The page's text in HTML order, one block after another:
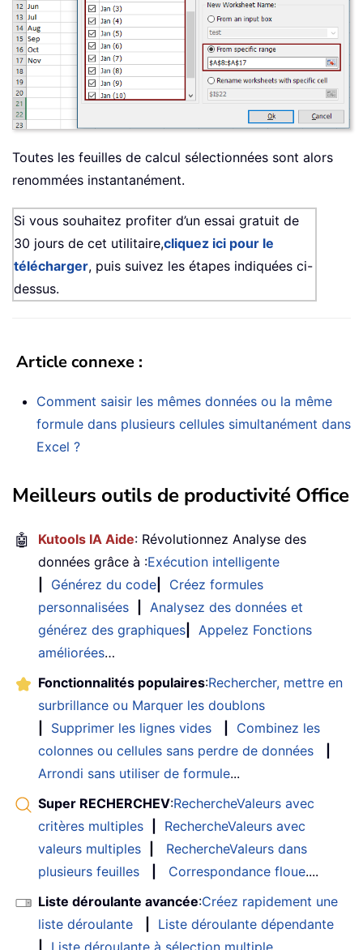
Toutes les feuilles de calcul sélectionnées sont alors
renommées instantanément.
Si vous souhaitez profiter d’un essai gratuit de
30 jours de cet utilitaire,cliquez ici pour le
télécharger, puis suivez les étapes indiquées ci-
dessus.
Article connexe :
Comment saisir les mêmes données ou la même
formule dans plusieurs cellules simultanément dans
Excel ?
Meilleurs outils de productivité Office
🤖 Kutools IA Aide: Révolutionnez Analyse des
données grâce à :Exécution intelligente
Générez du code
Créez formules
personnalisées
Analysez des données et
générez des graphiques
Appelez Fonctions
améliorées…
Fonctionnalités populaires:Rechercher, mettre en
surbrillance ou Marquer les doublons
Supprimer les lignes vides
Combinez les
colonnes ou cellules sans perdre de données
Arrondi sans utiliser de formule...
Super RECHERCHEV:RechercheValeurs avec
critères multiples
RechercheValeurs avec
valeurs multiples
RechercheValeurs dans
plusieurs feuilles
Correspondance floue....
Liste déroulante avancée:Créez rapidement une
liste déroulante
Liste déroulante dépendante
Liste déroulante à sélection multiple